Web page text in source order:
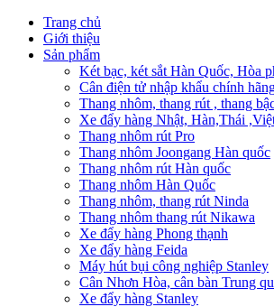
Trang chủ
Giới thiệu
Sản phẩm
Két bạc, két sắt Hàn Quốc, Hòa
Cân điện tử nhập khẩu chính
Thang nhôm, thang rút , thang
Xe đẩy hàng Nhật, Hàn,Thái
Thang nhôm rút Pro
Thang nhôm Joongang Hàn quốc
Thang nhôm rút Hàn quốc
Thang nhôm Hàn Quốc
Thang nhôm, thang rút Ninda
Thang nhôm thang rút Nikawa
Xe đẩy hàng Phong thạnh
Xe đẩy hàng Feida
Máy hút bụi công nghiệp Stanley
Cân Nhơn Hòa, cân bàn Trung
Xe đẩy hàng Stanley